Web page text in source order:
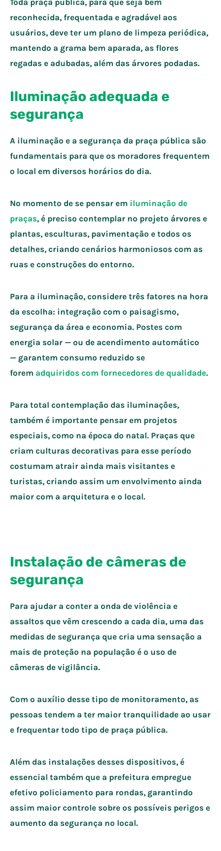
reconhecida, frequentada e agradável aos
usuários, deve ter um plano de limpeza periódica,
mantendo a grama bem aparada, as flores
regadas e adubadas, além das árvores podadas.
Iluminação adequada e
segurança
A iluminação e a segurança da praça pública são
fundamentais para que os moradores frequentem
o local em diversos horários do dia.
No momento de se pensar em iluminação de
praças, é preciso contemplar no projeto árvores e
plantas, esculturas, pavimentação e todos os
detalhes, criando cenários harmoniosos com as
ruas e construções do entorno.
Para a iluminação, considere três fatores na hora
da escolha: integração com o paisagismo,
segurança da área e economia. Postes com
energia solar — ou de acendimento automático
— garantem consumo reduzido se
forem adquiridos com fornecedores de qualidade.
Para total contemplação das iluminações,
também é importante pensar em projetos
especiais, como na época do natal. Praças que
criam culturas decorativas para esse período
costumam atrair ainda mais visitantes e
turistas, criando assim um envolvimento ainda
maior com a arquitetura e o local.
Instalação de câmeras de
segurança
Para ajudar a conter a onda de violência e
assaltos que vêm crescendo a cada dia, uma das
medidas de segurança que cria uma sensação a
mais de proteção na população é o uso de
câmeras de vigilância.
Com o auxílio desse tipo de monitoramento, as
pessoas tendem a ter maior tranquilidade ao usar
e frequentar todo tipo de praça pública.
Além das instalações desses dispositivos, é
essencial também que a prefeitura empregue
efetivo policiamento para rondas, garantindo
assim maior controle sobre os possíveis perigos e
aumento da segurança no local.